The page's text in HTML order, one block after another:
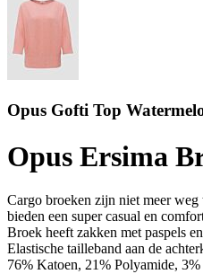
Opus Gofti Top
Opus Ersima
Cargo broeken zijn niet meer weg
bieden een super casual en
Broek heeft zakken met paspels
Elastische tailleband aan de
76% Katoen, 21% Polyamide, 3%